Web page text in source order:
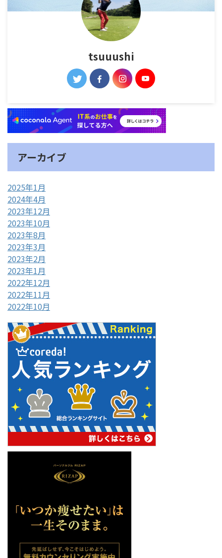
tsuuushi
アーカイブ
2025年1月
2024年4月
2023年12月
2023年10月
2023年8月
2023年3月
2023年2月
2023年1月
2022年12月
2022年11月
2022年10月